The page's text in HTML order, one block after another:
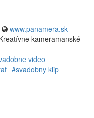
www.panamera.sk
kameramanské
video
#svadobny klip